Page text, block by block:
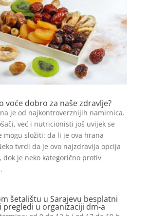
voće dobro za naše zdravlje?
je od najkontroverznijih namirnica.
već i nutricionisti još uvijek se
mogu složiti: da li je ova hrana
tvrdi da je ovo najzdravija opcija
dok je neko kategorično protiv
šetalištu u Sarajevu besplatni
u organizaciji dm-a